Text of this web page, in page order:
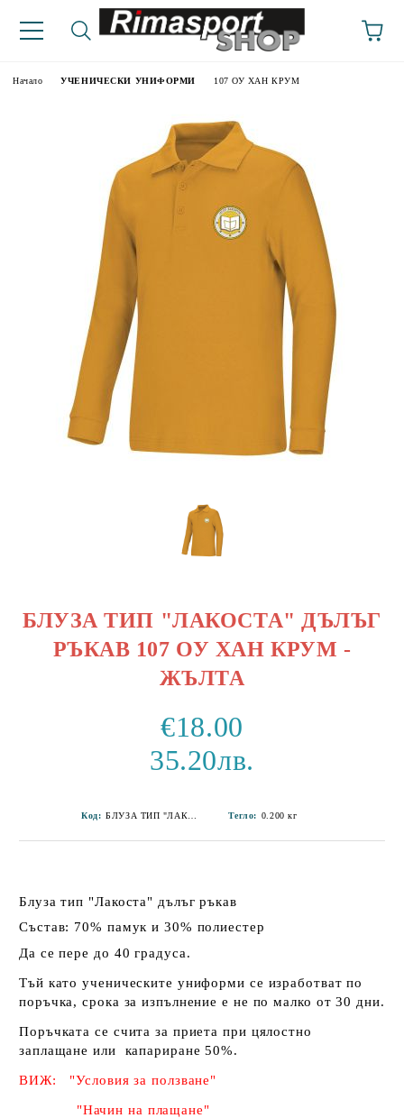
Начало УЧЕНИЧЕСКИ УНИФОРМИ 107 ОУ ХАН КРУМ
БЛУЗА ТИП "ЛАКОСТА" ДЪЛЪГ
РЪКАВ 107 ОУ ХАН КРУМ -
ЖЪЛТА
€18.00
35.20лв.
Код: Тегло: 0.200 кг
Блуза тип "Лакоста" дълъг ръкав
Състав: 70% памук и 30% полиестер
Да се пере до 40 градуса.
Тъй като ученическите униформи се изработват по
поръчка, срока за изпълнение е не по малко от 30 дни.
Поръчката се счита за приета при цялостно
заплащане или капариране 50%.
ВИЖ: "Условия за ползване"
"Начин на плащане"